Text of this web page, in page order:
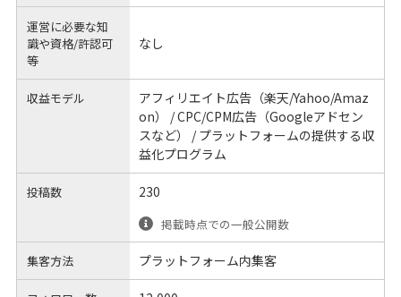
運営に必要な知
識や資格/許認可
等
なし
収益モデル
アフィリエイト広告（楽天/Yahoo/Amaz
on） / CPC/CPM広告（Googleアドセン
スなど） / プラットフォームの提供する収
益化プログラム
投稿数 230
掲載時点での一般公開数
集客方法 プラットフォーム内集客